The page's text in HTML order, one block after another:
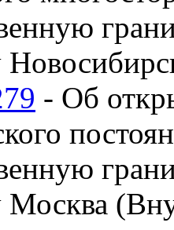
- Об
Москва